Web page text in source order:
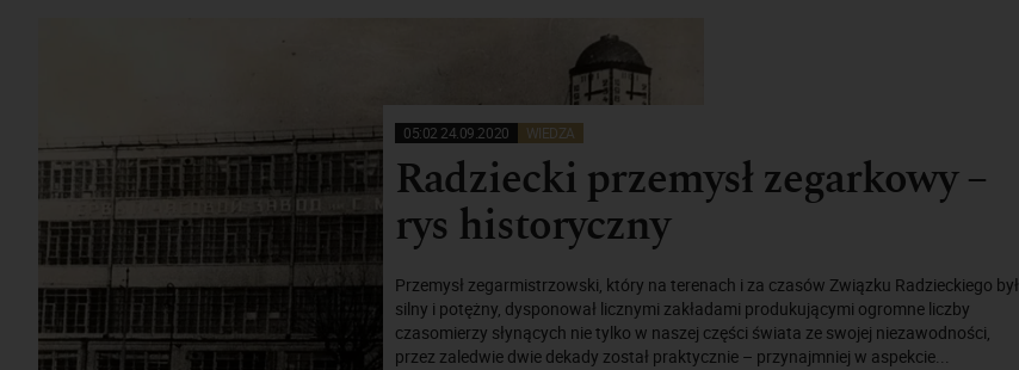
05:02 24.09.2020 WIEDZA
Radziecki przemysł zegarkowy –
rys historyczny
Przemysł zegarmistrzowski, który na terenach i za czasów Związku Radzieckiego był
silny i potężny, dysponował licznymi zakładami produkującymi ogromne liczby
czasomierzy słynących nie tylko w naszej części świata ze swojej niezawodności,
przez zaledwie dwie dekady został praktycznie – przynajmniej w aspekcie...